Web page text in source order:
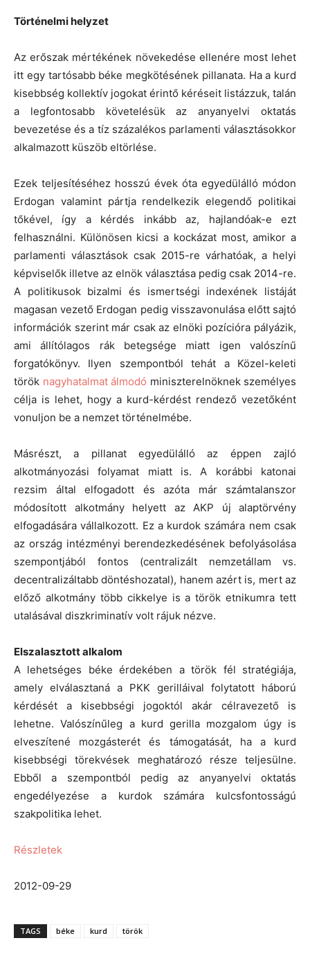
Történelmi helyzet
Az erőszak mértékének növekedése ellenére most lehet
itt egy tartósabb béke megkötésének pillanata. Ha a kurd
kisebbség kollektív jogokat érintő kéréseit listázzuk, talán
a legfontosabb követelésük az anyanyelvi oktatás
bevezetése és a tíz százalékos parlamenti választásokkor
alkalmazott küszöb eltörlése.
Ezek teljesítéséhez hosszú évek óta egyedülálló módon
Erdogan valamint pártja rendelkezik elegendő politikai
tőkével, így a kérdés inkább az, hajlandóak-e ezt
felhasználni. Különösen kicsi a kockázat most, amikor a
parlamenti választások csak 2015-re várhatóak, a helyi
képviselők illetve az elnök választása pedig csak 2014-re.
A politikusok bizalmi és ismertségi indexének listáját
magasan vezető Erdogan pedig visszavonulása előtt sajtó
információk szerint már csak az elnöki pozícióra pályázik,
ami állítólagos rák betegsége miatt igen valószínű
forgatókönyv. Ilyen szempontból tehát a Közel-keleti
török nagyhatalmat álmodó miniszterelnöknek személyes
célja is lehet, hogy a kurd-kérdést rendező vezetőként
vonuljon be a nemzet történelmébe.
Másrészt, a pillanat egyedülálló az éppen zajló
alkotmányozási folyamat miatt is. A korábbi katonai
rezsim által elfogadott és azóta már számtalanszor
módosított alkotmány helyett az AKP új alaptörvény
elfogadására vállalkozott. Ez a kurdok számára nem csak
az ország intézményi berendezkedésének befolyásolása
szempontjából fontos (centralizált nemzetállam vs.
decentralizáltabb döntéshozatal), hanem azért is, mert az
előző alkotmány több cikkelye is a török etnikumra tett
utalásával diszkriminatív volt rájuk nézve.
Elszalasztott alkalom
A lehetséges béke érdekében a török fél stratégiája,
amely elválasztaná a PKK gerilláival folytatott háború
kérdését a kisebbségi jogoktól akár célravezető is
lehetne. Valószínűleg a kurd gerilla mozgalom úgy is
elveszítené mozgásterét és támogatását, ha a kurd
kisebbségi törekvések meghatározó része teljesülne.
Ebből a szempontból pedig az anyanyelvi oktatás
engedélyezése a kurdok számára kulcsfontosságú
szakpolitika lehet.
Részletek
2012-09-29
TAGS béke kurd török